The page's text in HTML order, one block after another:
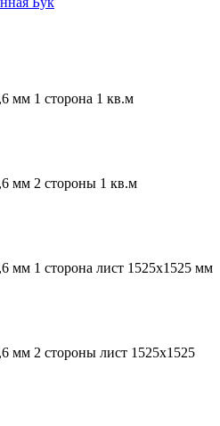
мм 1 сторона 1 кв.м
мм 2 стороны 1 кв.м
мм 1 сторона лист 1525х1525 мм
мм 2 стороны лист 1525х1525